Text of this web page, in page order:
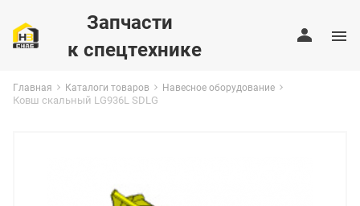
Запчасти
к спецтехнике
Главная Каталоги товаров Навесное оборудование
Ковш скальный LG936L SDLG